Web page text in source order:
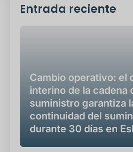
Entrada reciente
Cambio operativo: el
interino de la cadena
suministro garantiza
continuidad del
durante 30 días en